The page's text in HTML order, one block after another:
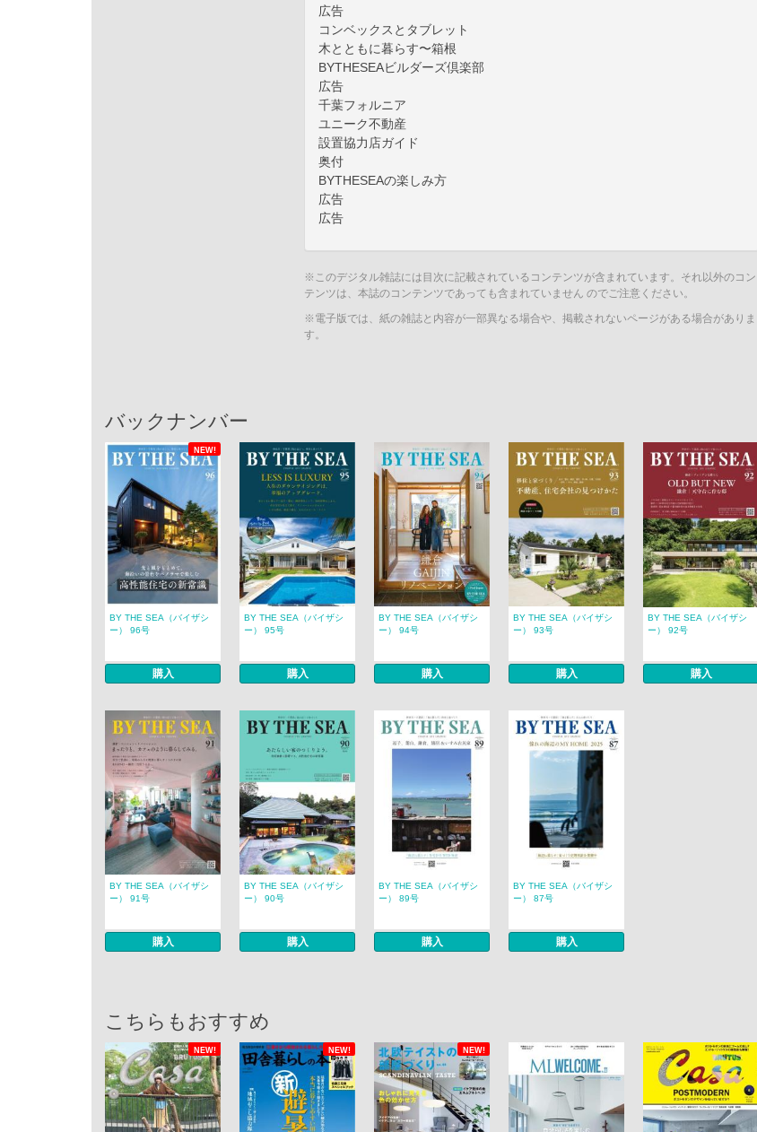
広告
コンベックスとタブレット
木とともに暮らす〜箱根
BYTHESEAビルダーズ倶楽部
広告
千葉フォルニア
ユニーク不動産
設置協力店ガイド
奥付
BYTHESEAの楽しみ方
広告
広告
※このデジタル雑誌には目次に記載されているコンテンツが含まれています。それ以外のコン
テンツは、本誌のコンテンツであっても含まれていません のでご注意ください。
※電子版では、紙の雑誌と内容が一部異なる場合や、掲載されないページがある場合がありま
す。
バックナンバー
NEW!
BY THE SEA（バイザシ
ー） 96号
購入
BY THE SEA（バイザシ
ー） 95号
購入
BY THE SEA（バイザシ
ー） 94号
購入
BY THE SEA（バイザシ
ー） 93号
購入
BY THE SEA（バイザシ
ー） 92号
購入
BY THE SEA（バイザシ
ー） 91号
購入
BY THE SEA（バイザシ
ー） 90号
購入
BY THE SEA（バイザシ
ー） 89号
購入
BY THE SEA（バイザシ
ー） 87号
購入
こちらもおすすめ
NEW! NEW! NEW!